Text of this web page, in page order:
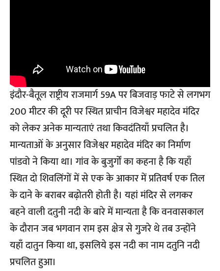
इंदौर-बैतूल राष्ट्रीय राजमार्ग 59A पर बिजवाड़ फाटे से लगभग
200 मीटर की दूरी पर स्थित प्राचीन विजेश्वर महादेव मंदिर
को लेकर अनेक मान्यताएं तथा किवदंतियाँ प्रचलित है।
मान्यताओं के अनुसार विजेश्वर महादेव मंदिर का निर्माण
पांडवो ने किया था। गांव के बुजुर्गों का कहना है कि यहाँ
स्थित दो शिवलिंगों में से एक के आकार में प्रतिवर्ष एक तिल
के दाने के बराबर बढ़ोतरी होती है। यहां मंदिर से लगकर
बहने वाली दतुनी नदी के बारे में मान्यता है कि वनवासकाल
के दौरान जब भगवान राम इस क्षेत्र से गुजरे थे तब उन्होंने
यहाँ दातुन किया था, इसलिये इस नदी का नाम दतुनि नदी
प्रचलित हुआ।